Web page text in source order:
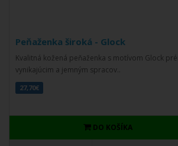
Peňaženka široká - Glock
Kvalitná kožená peňaženka s motívom Glock
vynikajúcim a jemným spracov..
27,70€
DO KOŠÍKA